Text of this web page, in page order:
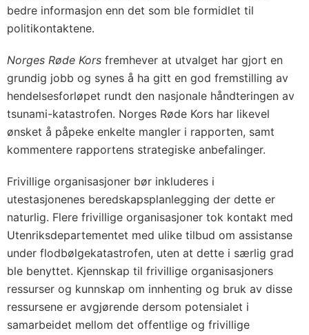
bedre informasjon enn det som ble formidlet til
politikontaktene.
Norges Røde Kors fremhever at utvalget har gjort en
grundig jobb og synes å ha gitt en god fremstilling av
hendelsesforløpet rundt den nasjonale håndteringen av
tsunami-katastrofen. Norges Røde Kors har likevel
ønsket å påpeke enkelte mangler i rapporten, samt
kommentere rapportens strategiske anbefalinger.
Frivillige organisasjoner bør inkluderes i
utestasjonenes beredskapsplanlegging der dette er
naturlig. Flere frivillige organisasjoner tok kontakt med
Utenriksdepartementet med ulike tilbud om assistanse
under flodbølgekatastrofen, uten at dette i særlig grad
ble benyttet. Kjennskap til frivillige organisasjoners
ressurser og kunnskap om innhenting og bruk av disse
ressursene er avgjørende dersom potensialet i
samarbeidet mellom det offentlige og frivillige